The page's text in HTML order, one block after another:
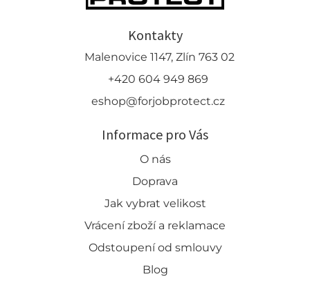
Kontakty
Malenovice 1147, Zlín 763 02
+420 604 949 869
eshop@forjobprotect.cz
Informace pro Vás
O nás
Doprava
Jak vybrat velikost
Vrácení zboží a reklamace
Odstoupení od smlouvy
Blog